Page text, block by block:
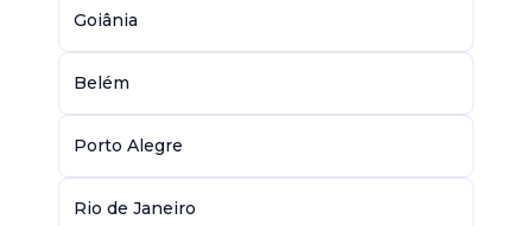
Goiânia
Belém
Porto Alegre
Rio de Janeiro